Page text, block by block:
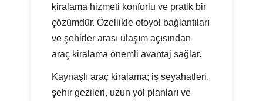
kiralama hizmeti konforlu ve pratik bir
çözümdür. Özellikle otoyol bağlantıları
ve şehirler arası ulaşım açısından
araç kiralama önemli avantaj sağlar.
Kaynaşlı araç kiralama; iş seyahatleri,
şehir gezileri, uzun yol planları ve